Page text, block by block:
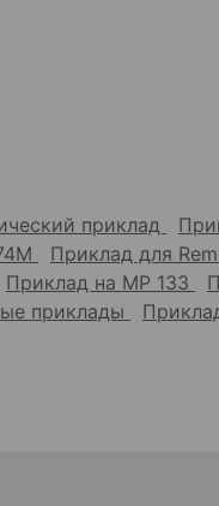
приклад
Приклад для
Приклад на МР 133
приклады